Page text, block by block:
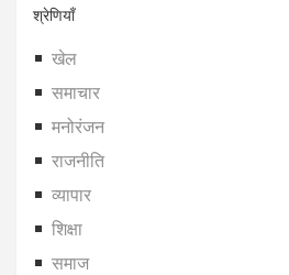
श्रेणियाँ
खेल
समाचार
मनोरंजन
राजनीति
व्यापार
शिक्षा
समाज